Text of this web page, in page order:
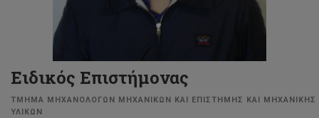
Ειδικός Επιστήμονας
ΤΜΗΜΑ ΜΗΧΑΝΟΛΟΓΩΝ ΜΗΧΑΝΙΚΩΝ ΚΑΙ ΕΠΙΣΤΗΜΗΣ ΚΑΙ ΜΗΧΑΝΙΚΗΣ
ΥΛΙΚΩΝ